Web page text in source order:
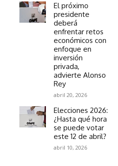
El próximo
presidente
deberá
enfrentar retos
económicos con
enfoque en
inversión
privada,
advierte Alonso
Rey
abril 20, 2026
Elecciones 2026:
¿Hasta qué hora
se puede votar
este 12 de abril?
abril 10, 2026